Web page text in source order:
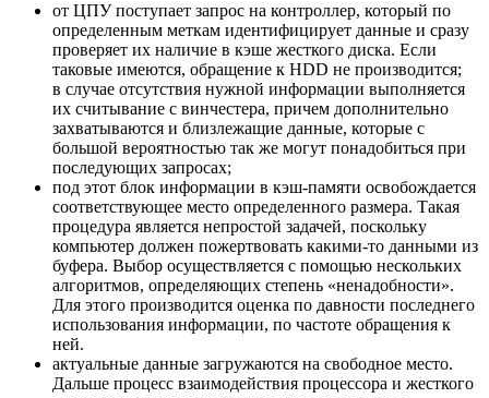
от ЦПУ поступает запрос на контроллер, который по
определенным меткам идентифицирует данные и сразу
проверяет их наличие в кэше жесткого диска. Если
таковые имеются, обращение к HDD не производится;
в случае отсутствия нужной информации выполняется
их считывание с винчестера, причем дополнительно
захватываются и близлежащие данные, которые с
большой вероятностью так же могут понадобиться при
последующих запросах;
под этот блок информации в кэш-памяти освобождается
соответствующее место определенного размера. Такая
процедура является непростой задачей, поскольку
компьютер должен пожертвовать какими-то данными из
буфера. Выбор осуществляется с помощью нескольких
алгоритмов, определяющих степень «ненадобности».
Для этого производится оценка по давности последнего
использования информации, по частоте обращения к
ней.
актуальные данные загружаются на свободное место.
Дальше процесс взаимодействия процессора и жесткого